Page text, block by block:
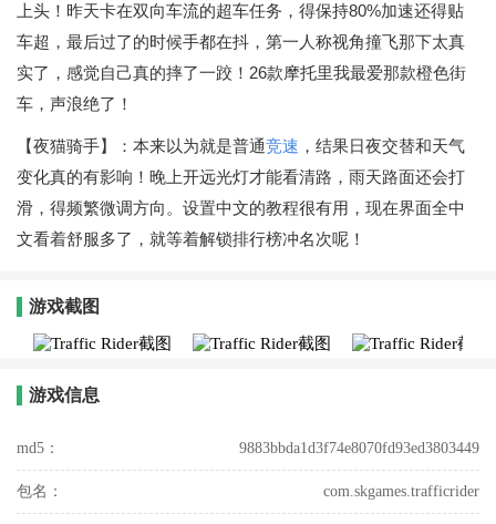
上头！昨天卡在双向车流的超车任务，得保持80%加速还得贴
车超，最后过了的时候手都在抖，第一人称视角撞飞那下太真
实了，感觉自己真的摔了一跤！26款摩托里我最爱那款橙色街
车，声浪绝了！
【夜猫骑手】：本来以为就是普通竞速 ，结果日夜交替和天气
变化真的有影响！晚上开远光灯才能看清路，雨天路面还会打
滑，得频繁微调方向。设置中文的教程很有用，现在界面全中
文看着舒服多了，就等着解锁排行榜冲名次呢！
游戏截图
游戏信息
md5： 9883bbda1d3f74e8070fd93ed3803449
包名： com.skgames.trafficrider